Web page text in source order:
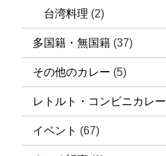
台湾料理 (2)
多国籍・無国籍 (37)
その他のカレー (5)
レトルト・コンビニカレー
イベント (67)